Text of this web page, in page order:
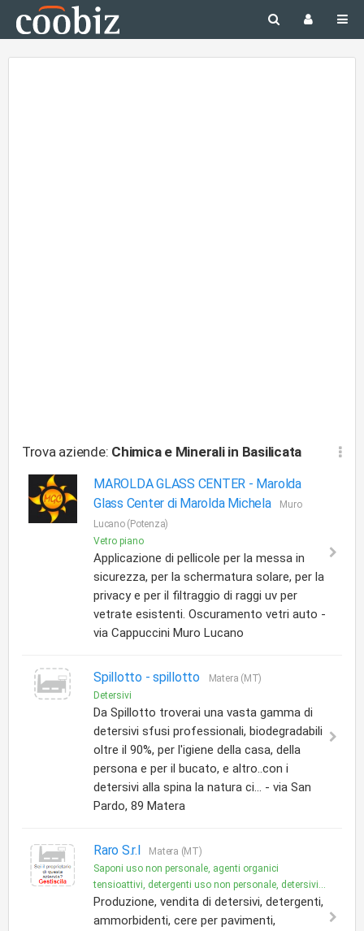
Trova aziende: Chimica e Minerali in Basilicata
MAROLDA GLASS CENTER - Marolda
Glass Center di Marolda Michela
Muro
Lucano (Potenza)
Vetro piano
Applicazione di pellicole per la messa in
sicurezza, per la schermatura solare, per la
privacy e per il filtraggio di raggi uv per
vetrate esistenti. Oscuramento vetri auto -
via Cappuccini Muro Lucano
Spillotto -spillotto
Matera (MT)
Detersivi
Da Spillotto troverai una vasta gamma di
detersivi sfusi professionali, biodegradabili
oltre il 90%, per l'igiene della casa, della
persona e per il bucato, e altro..con i
detersivi alla spina la natura ci... - via San
Pardo, 89 Matera
Raro S.r.l
Matera (MT)
Saponi uso non personale, agenti organici
tensioattivi, detergenti uso non personale, detersivi...
Produzione, vendita di detersivi, detergenti,
ammorbidenti, cere per pavimenti,